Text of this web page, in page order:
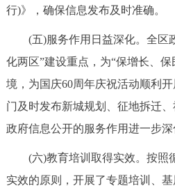
行)》，确保信息发布及时准确。
(五)服务作用日益深化。全区
化两区”建设重点，为“保增长、
境，为国庆60周年庆祝活动顺利
门及时发布新城规划、征地拆迁
政府信息公开的服务作用进一步深
(六)教育培训取得实效。按照
实效的原则，开展了专题培训、